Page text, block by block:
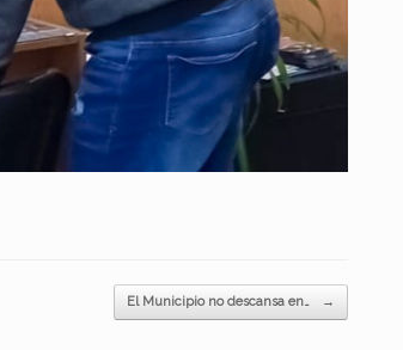
El Municipio no descansa en… →